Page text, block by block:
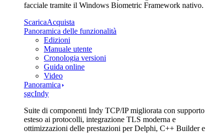
facciale tramite il Windows Biometric Framework nativo.
ScaricaAcquista
Panoramica delle funzionalità
Edizioni
Manuale utente
Cronologia versioni
Guida online
Video
Panoramica
sgcIndy
Suite di componenti Indy TCP/IP migliorata con supporto
esteso ai protocolli, integrazione TLS moderna e
ottimizzazioni delle prestazioni per Delphi, C++ Builder e